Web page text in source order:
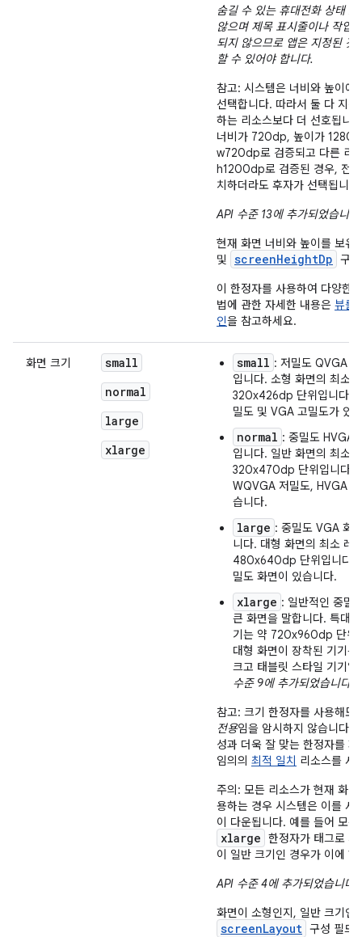
숨길 수 있는 휴대전화 상태
않으며 제목 표시줄이나 작업
되지 않으므로 앱은 지정된 것
할 수 있어야 합니다.
참고: 시스템은 너비와 높이에
선택합니다. 따라서 둘 다 지
하는 리소스보다 더 선호됩니
너비가 720dp, 높이가
w720dp로 검증되고 다른 리
h1200dp로 검증된 경우, 전
치하더라도 후자가 선택됩니다.
API 수준 13에 추가되었습니다
현재 화면 너비와 높이를 보유
및 screenHeightDp 구
이 한정자를 사용하여 다양한
법에 관한 자세한 내용은 뷰를
인을 참고하세요.
화면 크기
small
normal
large
xlarge
small : 저밀도 QVGA
입니다. 소형 화면의 최소
320x426dp 단위입니다.
밀도 및 VGA 고밀도가 있
normal : 중밀도 HVGA
입니다. 일반 화면의 최소
320x470dp 단위입니다.
WQVGA 저밀도, HVGA
습니다.
large : 중밀도 VGA 화
니다. 대형 화면의 최소 레
480x640dp 단위입니다.
밀도 화면이 있습니다.
xlarge : 일반적인 중밀
큰 화면을 말합니다. 특대
기는 약 720x960dp 단위
대형 화면이 장착된 기기
크고 태블릿 스타일 기기
수준 9에 추가되었습니다
참고: 크기 한정자를 사용해도
전용임을 암시하지 않습니다.
성과 더욱 잘 맞는 한정자를
임의의 최적 일치 리소스를 사
주의: 모든 리소스가 현재 화
용하는 경우 시스템은 이를 사
이 다운됩니다. 예를 들어 모
xlarge 한정자가 태그로
이 일반 크기인 경우가 이에
API 수준 4에 추가되었습니다
화면이 소형인지, 일반 크기인
screenLayout 구성 필드